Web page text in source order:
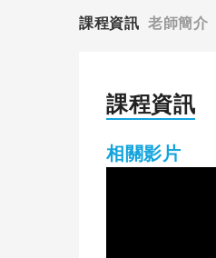
課程資訊 老師簡介
課程資訊
相關影片